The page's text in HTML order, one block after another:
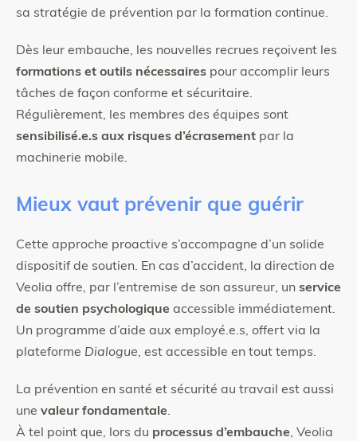
sa stratégie de prévention par la formation continue.
Dès leur embauche, les nouvelles recrues reçoivent les
formations et outils nécessaires pour accomplir leurs
tâches de façon conforme et sécuritaire.
Régulièrement, les membres des équipes sont
sensibilisé.e.s aux risques d’écrasement par la
machinerie mobile.
Mieux vaut prévenir que guérir
Cette approche proactive s’accompagne d’un solide
dispositif de soutien. En cas d’accident, la direction de
Veolia offre, par l’entremise de son assureur, un service
de soutien psychologique accessible immédiatement.
Un programme d’aide aux employé.e.s, offert via la
plateforme Dialogue, est accessible en tout temps.
La prévention en santé et sécurité au travail est aussi
une valeur fondamentale.
À tel point que, lors du processus d’embauche, Veolia